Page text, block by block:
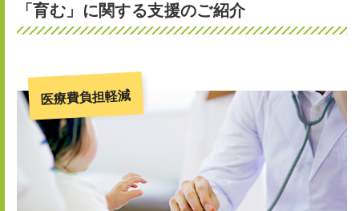
「育む」に関する支援のご紹介
医療費負担軽減